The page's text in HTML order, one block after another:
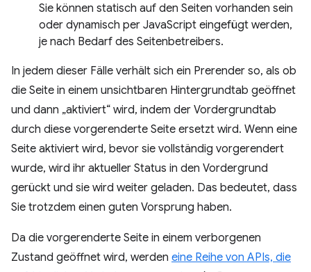
Sie können statisch auf den Seiten vorhanden sein
oder dynamisch per JavaScript eingefügt werden,
je nach Bedarf des Seitenbetreibers.
In jedem dieser Fälle verhält sich ein Prerender so, als ob
die Seite in einem unsichtbaren Hintergrundtab geöffnet
und dann „aktiviert“ wird, indem der Vordergrundtab
durch diese vorgerenderte Seite ersetzt wird. Wenn eine
Seite aktiviert wird, bevor sie vollständig vorgerendert
wurde, wird ihr aktueller Status in den Vordergrund
gerückt und sie wird weiter geladen. Das bedeutet, dass
Sie trotzdem einen guten Vorsprung haben.
Da die vorgerenderte Seite in einem verborgenen
Zustand geöffnet wird, werden eine Reihe von APIs, die